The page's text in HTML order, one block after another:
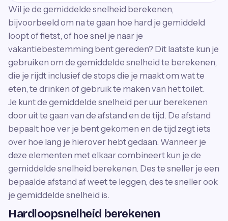
Wil je de gemiddelde snelheid berekenen,
bijvoorbeeld om na te gaan hoe hard je gemiddeld
loopt of fietst, of hoe snel je naar je
vakantiebestemming bent gereden? Dit laatste kun je
gebruiken om de gemiddelde snelheid te berekenen,
die je rijdt inclusief de stops die je maakt om wat te
eten, te drinken of gebruik te maken van het toilet.
Je kunt de gemiddelde snelheid per uur berekenen
door uit te gaan van de afstand en de tijd. De afstand
bepaalt hoe ver je bent gekomen en de tijd zegt iets
over hoe lang je hierover hebt gedaan. Wanneer je
deze elementen met elkaar combineert kun je de
gemiddelde snelheid berekenen. Des te sneller je een
bepaalde afstand af weet te leggen, des te sneller ook
je gemiddelde snelheid is.
Hardloopsnelheid berekenen